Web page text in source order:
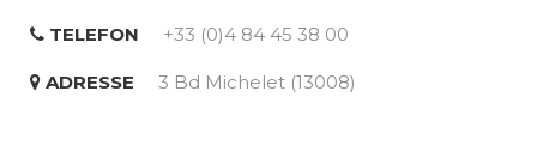
TELEFON +33 (0)4 84 45 38 00
ADRESSE 3 Bd Michelet (13008)